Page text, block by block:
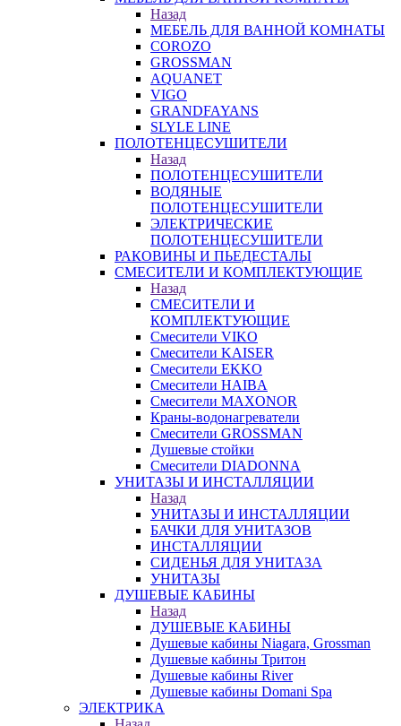
Назад
МЕБЕЛЬ ДЛЯ ВАННОЙ КОМНАТЫ
COROZO
GROSSMAN
AQUANET
VIGO
GRANDFAYANS
SLYLE LINE
ПОЛОТЕНЦЕСУШИТЕЛИ
Назад
ПОЛОТЕНЦЕСУШИТЕЛИ
ВОДЯНЫЕ
ПОЛОТЕНЦЕСУШИТЕЛИ
ЭЛЕКТРИЧЕСКИЕ
ПОЛОТЕНЦЕСУШИТЕЛИ
РАКОВИНЫ И ПЬЕДЕСТАЛЫ
СМЕСИТЕЛИ И КОМПЛЕКТУЮЩИЕ
Назад
СМЕСИТЕЛИ И
КОМПЛЕКТУЮЩИЕ
Смесители VIKO
Смесители KAISER
Смесители EKKO
Смесители HAIBA
Смесители MAXONOR
Краны-водонагреватели
Смесители GROSSMAN
Душевые стойки
Смесители DIADONNA
УНИТАЗЫ И ИНСТАЛЛЯЦИИ
Назад
УНИТАЗЫ И ИНСТАЛЛЯЦИИ
БАЧКИ ДЛЯ УНИТАЗОВ
ИНСТАЛЛЯЦИИ
СИДЕНЬЯ ДЛЯ УНИТАЗА
УНИТАЗЫ
ДУШЕВЫЕ КАБИНЫ
Назад
ДУШЕВЫЕ КАБИНЫ
Душевые кабины Niagara, Grossman
Душевые кабины Тритон
Душевые кабины River
Душевые кабины Domani Spa
ЭЛЕКТРИКА